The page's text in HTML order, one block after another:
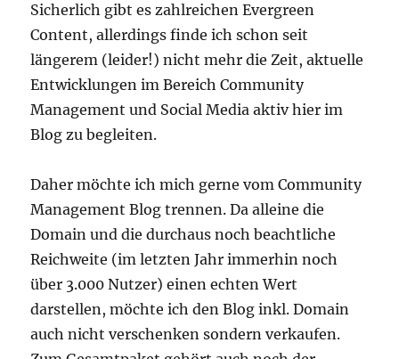
Sicherlich gibt es zahlreichen Evergreen
Content, allerdings finde ich schon seit
längerem (leider!) nicht mehr die Zeit, aktuelle
Entwicklungen im Bereich Community
Management und Social Media aktiv hier im
Blog zu begleiten.
Daher möchte ich mich gerne vom Community
Management Blog trennen. Da alleine die
Domain und die durchaus noch beachtliche
Reichweite (im letzten Jahr immerhin noch
über 3.000 Nutzer) einen echten Wert
darstellen, möchte ich den Blog inkl. Domain
auch nicht verschenken sondern verkaufen.